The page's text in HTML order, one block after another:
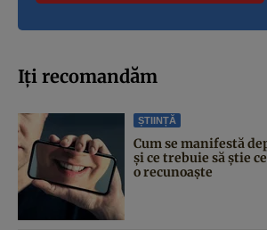
Iți recomandăm
ȘTIINȚĂ
Cum se manifestă
și ce trebuie să știe
o recunoaște